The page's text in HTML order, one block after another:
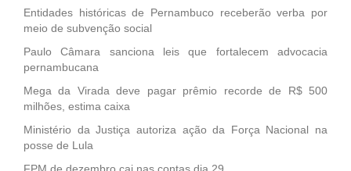
Entidades históricas de Pernambuco receberão verba por
meio de subvenção social
Paulo Câmara sanciona leis que fortalecem advocacia
pernambucana
Mega da Virada deve pagar prêmio recorde de R$ 500
milhões, estima caixa
Ministério da Justiça autoriza ação da Força Nacional na
posse de Lula